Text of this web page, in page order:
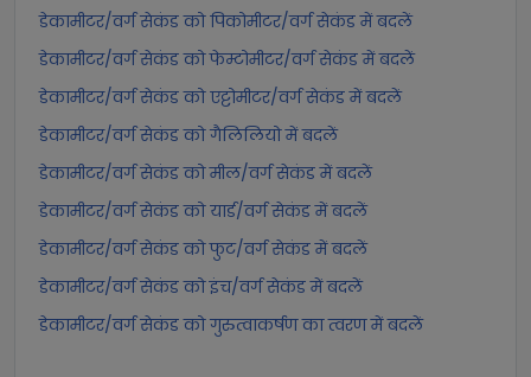
डेकामीटर/वर्ग सेकंड को पिकोमीटर/वर्ग सेकंड में बदलें
डेकामीटर/वर्ग सेकंड को फेम्टोमीटर/वर्ग सेकंड में बदलें
डेकामीटर/वर्ग सेकंड को एट्टोमीटर/वर्ग सेकंड में बदलें
डेकामीटर/वर्ग सेकंड को गैलिलियो में बदलें
डेकामीटर/वर्ग सेकंड को मील/वर्ग सेकंड में बदलें
डेकामीटर/वर्ग सेकंड को यार्ड/वर्ग सेकंड में बदलें
डेकामीटर/वर्ग सेकंड को फुट/वर्ग सेकंड में बदलें
डेकामीटर/वर्ग सेकंड को इंच/वर्ग सेकंड में बदलें
डेकामीटर/वर्ग सेकंड को गुरुत्वाकर्षण का त्वरण में बदलें